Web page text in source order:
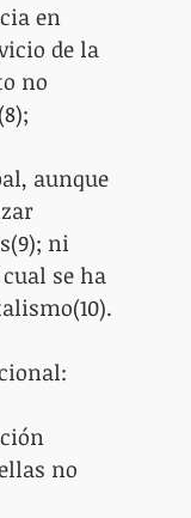
en
de la
no
aunque
ni
se ha
no